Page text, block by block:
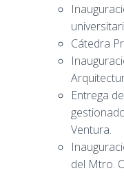
Cátedra
Entrega
Ventura.
del Mtro.